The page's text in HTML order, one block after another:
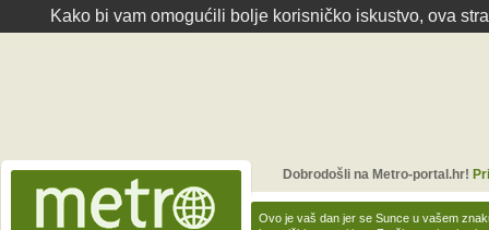
Kako bi vam omogućili bolje korisničko iskustvo, ova
Ovo je vaš dan jer se Sunce u vašem
Dobrodošli na Metro-portal.hr!